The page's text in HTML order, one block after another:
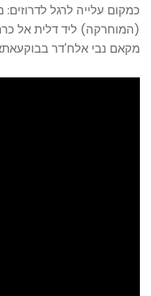
כמקום עלייה לרגל
(המוחרקה) ליד דלית אל
מקאם נבי אלח'דר